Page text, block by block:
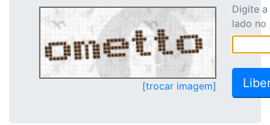
[trocar imagem]
Digite
lado no